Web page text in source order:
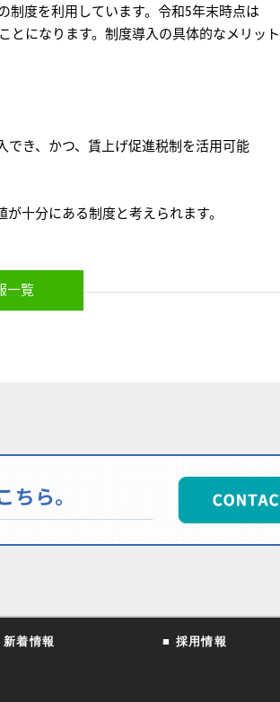
制度を利用しています。令和5年末時点は
とになります。制度導入の具体的なメリット
き、かつ、賃上げ促進税制を活用可能
十分にある制度と考えられます。
一覧
着情報 ■ 採用情報